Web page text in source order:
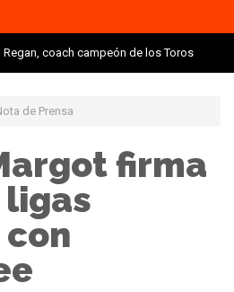
Regan, coach campeón de los Toros
de Prensa
firma